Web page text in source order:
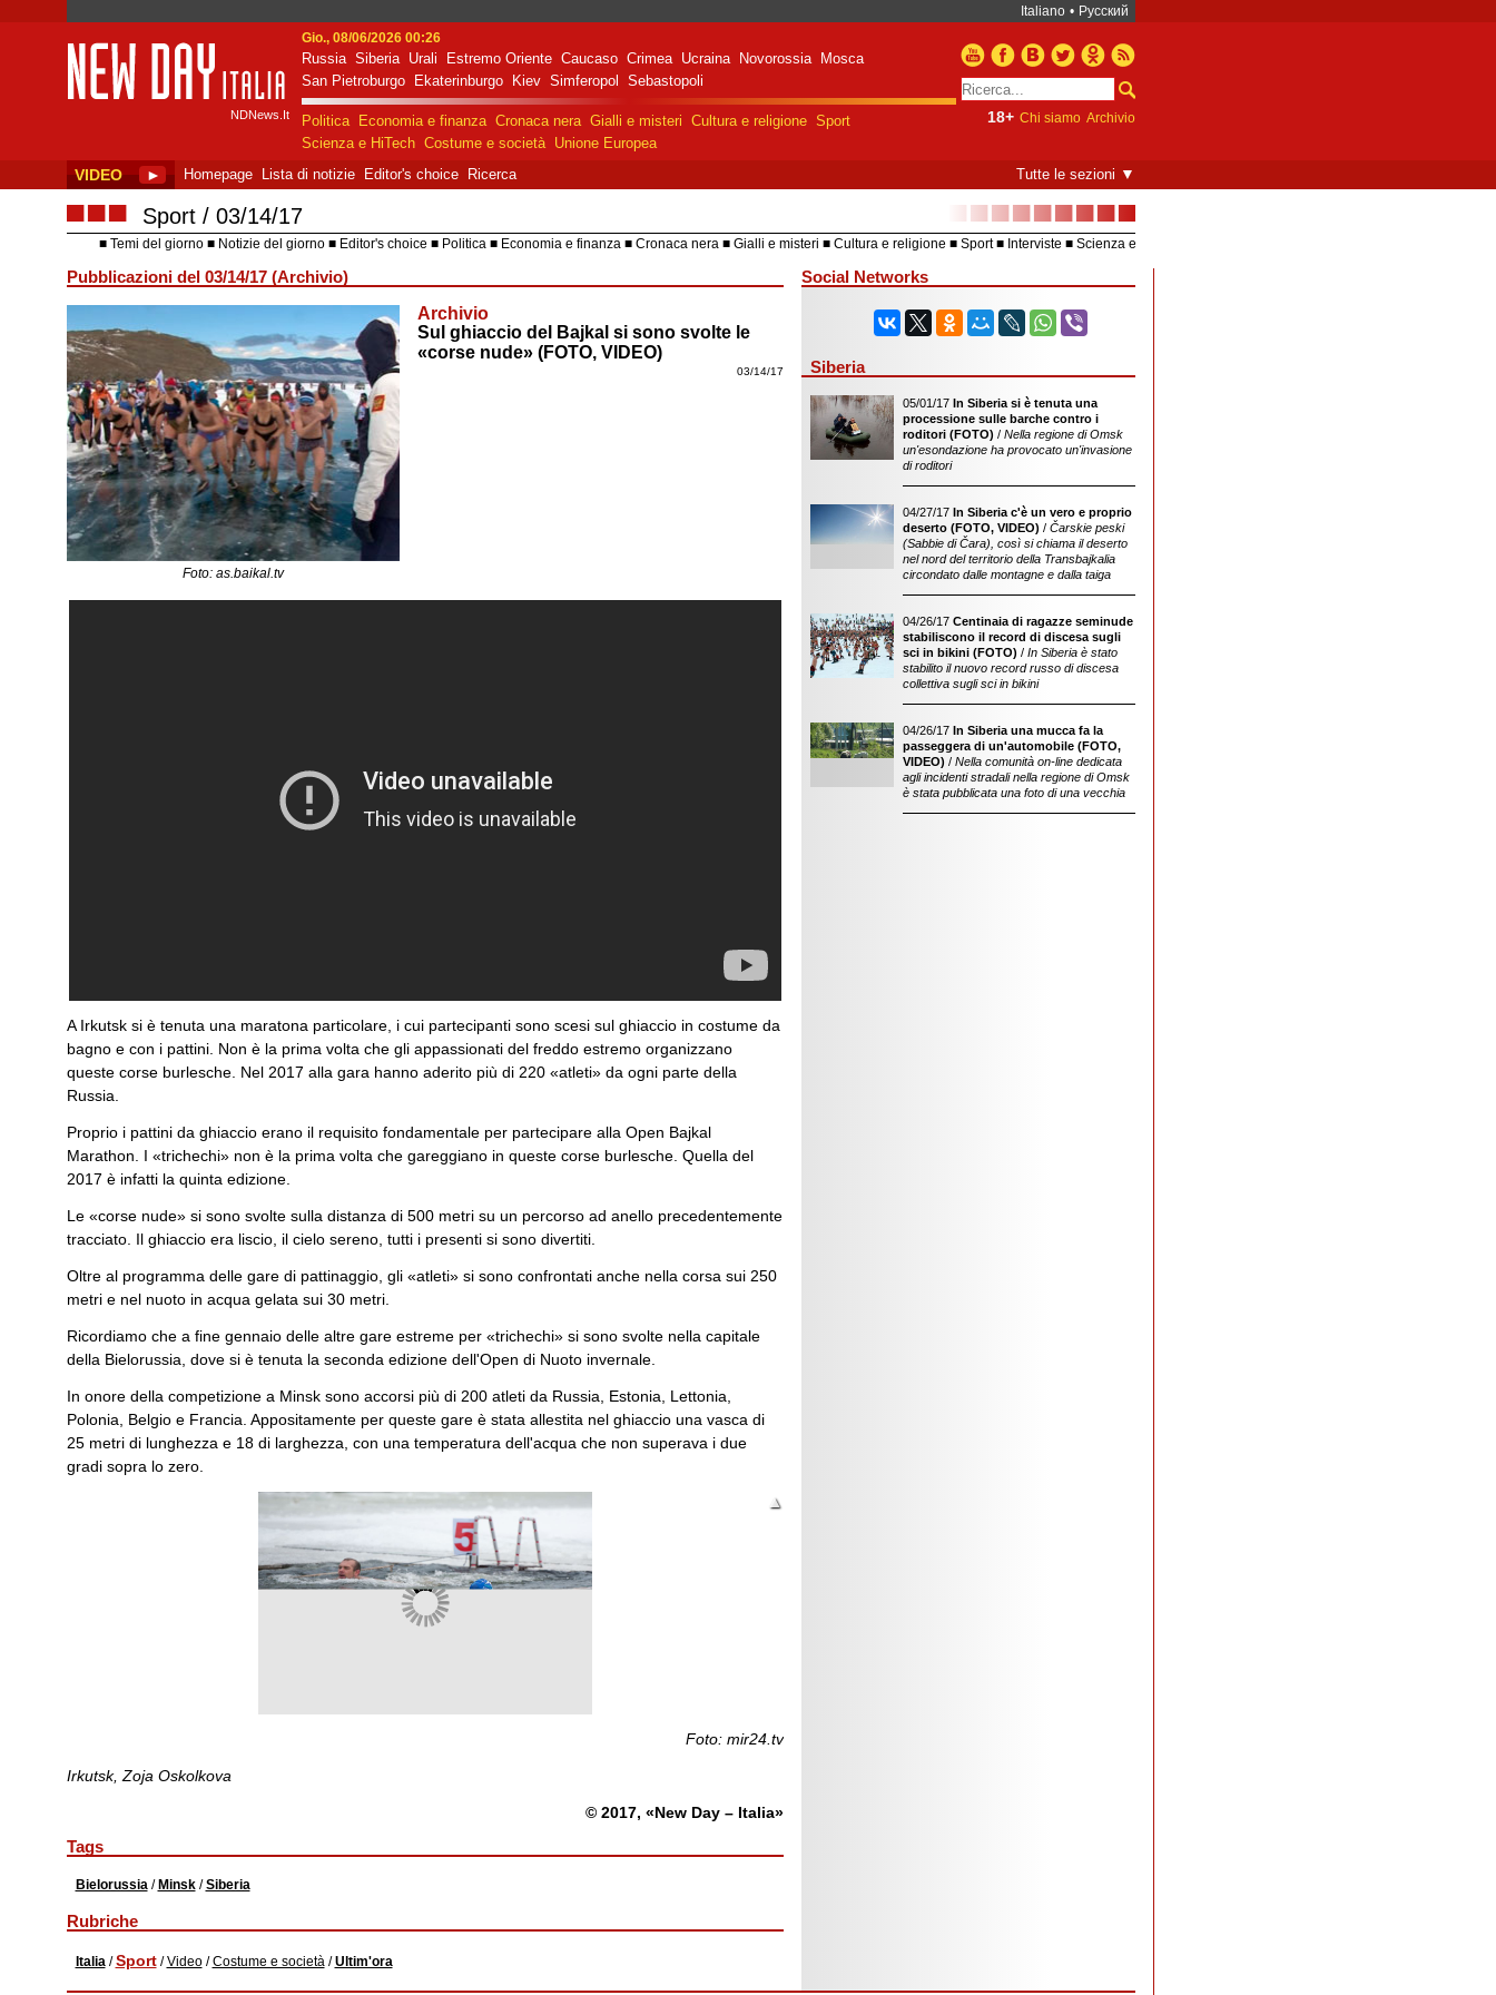
Italiano • Русский
New Day Italia
NDNews.It
Gio., 08/06/2026 00:26
Russia Siberia Urali Estremo Oriente Caucaso Crimea Ucraina Novorossia
Mosca
San Pietroburgo
Ekaterinburgo Kiev Simferopol Sebastopoli
Politica Economia e finanza Cronaca nera Gialli e misteri Cultura e religione Sport
Scienza e HiTech Costume e società Unione Europea
18+ Chi siamo Archivio
VIDEO ► Homepage Lista di notizie Editor's choice Ricerca Tutte le sezioni ▼
■■■ Sport 03/14/17 ■■■■■■■■■
Temi del giorno Notizie del giorno Editor's choice Politica Economia e finanza Cronaca nera Gialli e misteri Cultura e religione Sport Interviste
Scienza e
Pubblicazioni del 03/14/17 (Archivio)
Foto: as.baikal.tv
Archivio
Sul ghiaccio del Bajkal si sono svolte le
«corse nude» (FOTO, VIDEO)
03/14/17
A Irkutsk si è tenuta una maratona particolare, i cui partecipanti sono scesi sul ghiaccio in costume da
bagno e con i pattini. Non è la prima volta che gli appassionati del freddo estremo organizzano
queste corse burlesche. Nel 2017 alla gara hanno aderito più di 220 «atleti» da ogni parte della
Russia.
Proprio i pattini da ghiaccio erano il requisito fondamentale per partecipare alla Open Bajkal
Marathon. I «trichechi» non è la prima volta che gareggiano in queste corse burlesche. Quella del
2017 è infatti la quinta edizione.
Le «corse nude» si sono svolte sulla distanza di 500 metri su un percorso ad anello precedentemente
tracciato. Il ghiaccio era liscio, il cielo sereno, tutti i presenti si sono divertiti.
Oltre al programma delle gare di pattinaggio, gli «atleti» si sono confrontati anche nella corsa sui 250
metri e nel nuoto in acqua gelata sui 30 metri.
Ricordiamo che a fine gennaio delle altre gare estreme per «trichechi» si sono svolte nella capitale
della Bielorussia, dove si è tenuta la seconda edizione dell'Open di Nuoto invernale.
In onore della competizione a Minsk sono accorsi più di 200 atleti da Russia, Estonia, Lettonia,
Polonia, Belgio e Francia. Appositamente per queste gare è stata allestita nel ghiaccio una vasca di
25 metri di lunghezza e 18 di larghezza, con una temperatura dell'acqua che non superava i due
gradi sopra lo zero.
▲
▼
Foto: mir24.tv
Irkutsk, Zoja Oskolkova
© 2017, «New Day – Italia»
Tags
Bielorussia /Minsk/Siberia
Rubriche
Italia /Sport/Video/Costume e società /Ultim'ora
Social Networks
Siberia
05/01/17 In Siberia si è tenuta una
processione sulle barche contro i
roditori (FOTO) / Nella regione di Omsk
un'esondazione ha provocato un'invasione
di roditori
04/27/17 In Siberia c'è un vero e proprio
deserto (FOTO, VIDEO) / Čarskie peski
(Sabbie di Čara), così si chiama il deserto
nel nord del territorio della Transbajkalia
circondato dalle montagne e dalla taiga
04/26/17 Centinaia di ragazze seminude
stabiliscono il record di discesa sugli
sci in bikini (FOTO) / In Siberia è stato
stabilito il nuovo record russo di discesa
collettiva sugli sci in bikini
04/26/17 In Siberia una mucca fa la
passeggera di un'automobile (FOTO,
VIDEO) / Nella comunità on-line dedicata
agli incidenti stradali nella regione di Omsk
è stata pubblicata una foto di una vecchia